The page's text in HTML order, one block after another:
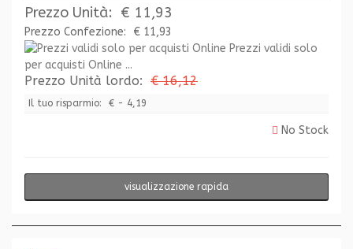
Prezzo Unità: € 11,93
Prezzo Confezione:
€ 11,93
Prezzi validi solo
per acquisti Online ...
Prezzo Unità lordo: € 16,12
Il tuo risparmio: € - 4,19
No Stock
visualizzazione rapida